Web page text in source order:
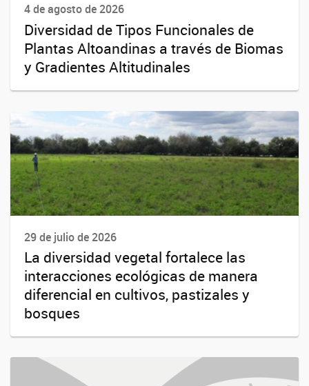
4 de agosto de 2026
Diversidad de Tipos Funcionales de
Plantas Altoandinas a través de Biomas
y Gradientes Altitudinales
29 de julio de 2026
La diversidad vegetal fortalece las
interacciones ecológicas de manera
diferencial en cultivos, pastizales y
bosques